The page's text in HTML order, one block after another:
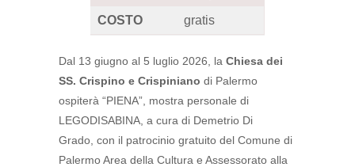
COSTO gratis
Dal 13 giugno al 5 luglio 2026, la Chiesa dei
SS. Crispino e Crispiniano di Palermo
ospiterà “PIENA”, mostra personale di
LEGODISABINA, a cura di Demetrio Di
Grado, con il patrocinio gratuito del Comune di
Palermo Area della Cultura e Assessorato alla